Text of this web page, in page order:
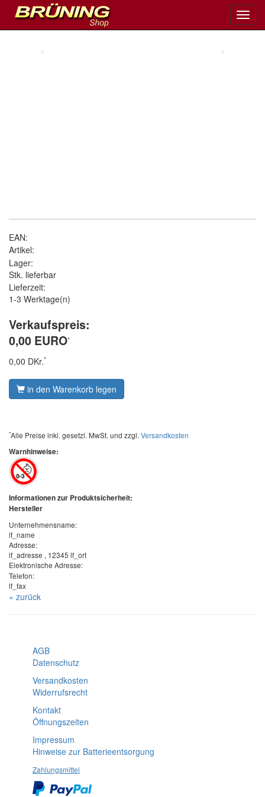
‹ ›
EAN:
Artikel:
Lager:
Stk. lieferbar
Lieferzeit:
1-3 Werktage(n)
Verkaufspreis:
0,00 EURO*
0,00 DKr.*
in den Warenkorb legen
*Alle Preise inkl. gesetzl. MwSt. und zzgl. Versandkosten
Warnhinweise:
Informationen zur Produktsicherheit:
Hersteller
Unternehmensname:
lf_name
Adresse:
lf_adresse , 12345 lf_ort
Elektronische Adresse:
Telefon:
lf_fax
« zurück
AGB
Datenschutz
Versandkosten
Widerrufsrecht
Kontakt
Öffnungszeiten
Impressum
Hinweise zur Batterieentsorgung
Zahlungsmittel